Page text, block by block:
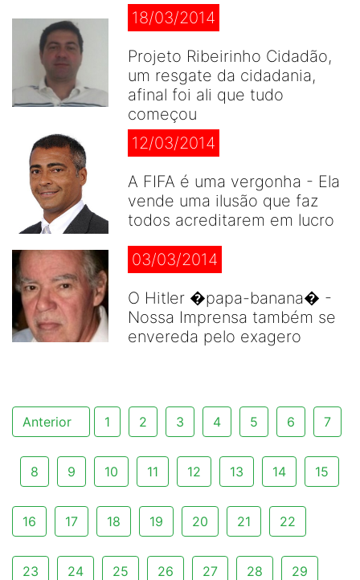
18/03/2014
Projeto Ribeirinho Cidadão,
um resgate da cidadania,
afinal foi ali que tudo
começou
12/03/2014
A FIFA é uma vergonha - Ela
vende uma ilusão que faz
todos acreditarem em lucro
03/03/2014
O Hitler �papa-banana� -
Nossa Imprensa também se
envereda pelo exagero
Anterior 1 2 3 4 5 6 7
8 9 10 11 12 13 14 15
16 17 18 19 20 21 22
23 24 25 26 27 28 29